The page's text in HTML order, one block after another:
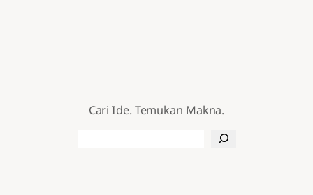
Cari Ide. Temukan Makna.